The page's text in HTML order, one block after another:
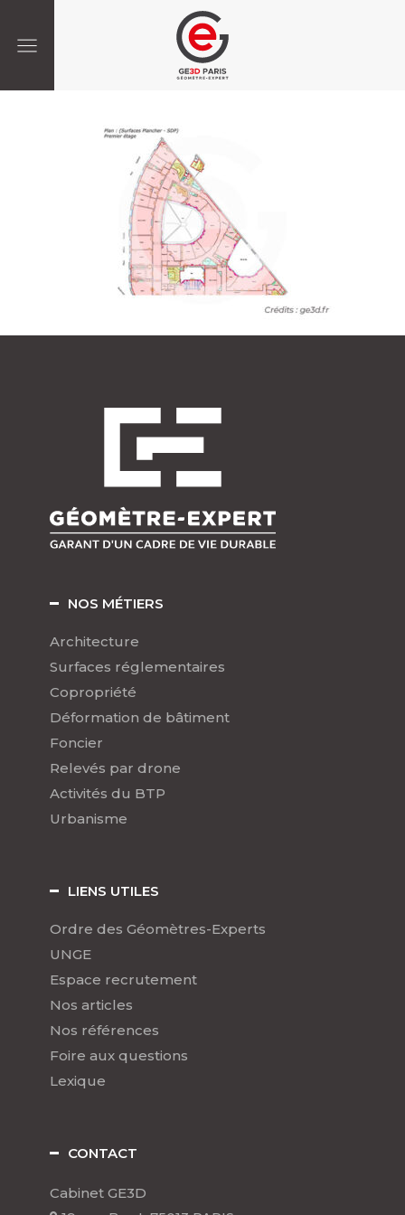
NOS MÉTIERS
Architecture
Surfaces réglementaires
Copropriété
Déformation de bâtiment
Foncier
Relevés par drone
Activités du BTP
Urbanisme
LIENS UTILES
Ordre des Géomètres-Experts
UNGE
Espace recrutement
Nos articles
Nos références
Foire aux questions
Lexique
CONTACT
Cabinet GE3D